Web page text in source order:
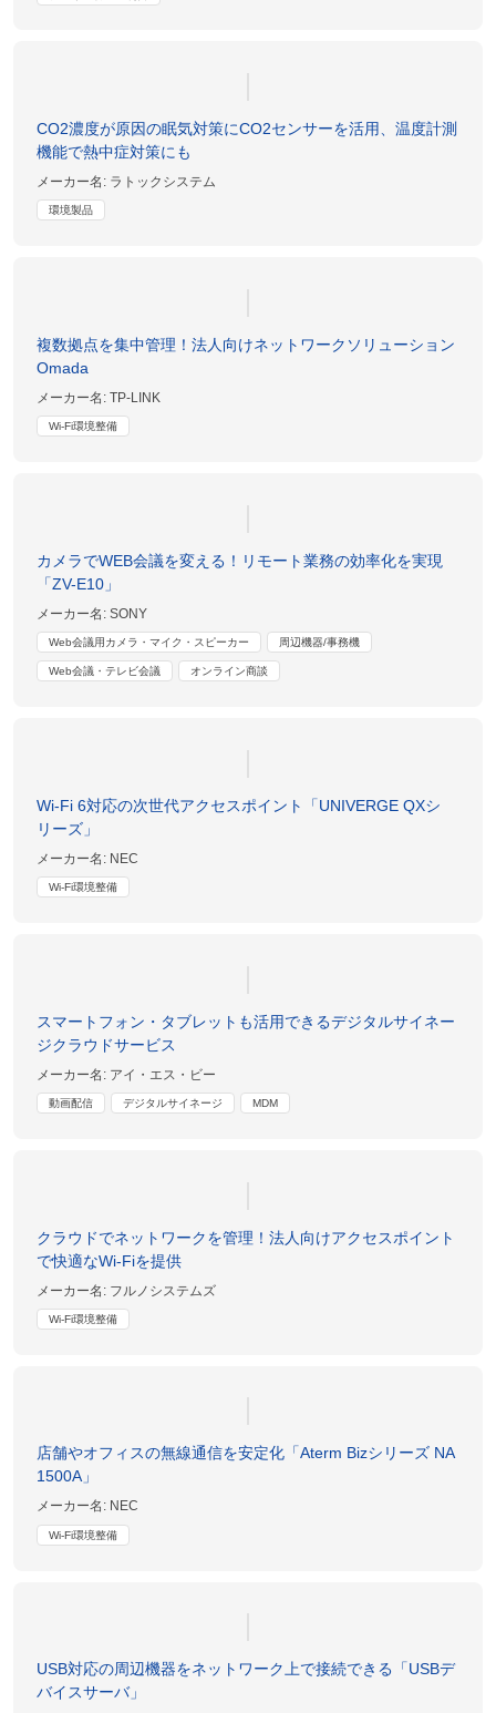
CO2濃度が原因の眠気対策にCO2センサーを活用、温度計測
機能で熱中症対策にも
メーカー名: ラトックシステム
環境製品
複数拠点を集中管理！法人向けネットワークソリューション
Omada
メーカー名:TP-LINK
Wi-Fi環境整備
カメラでWEB会議を変える！リモート業務の効率化を実現
「ZV-E10」
メーカー名:SONY
Web会議用カメラ・マイク・スピーカー 周辺機器/事務機
Web会議・テレビ会議 オンライン商談
Wi-Fi 6対応の次世代アクセスポイント「UNIVERGE QXシ
リーズ」
メーカー名: NEC
Wi-Fi環境整備
スマートフォン・タブレットも活用できるデジタルサイネー
ジクラウドサービス
メーカー名: アイ・エス・ビー
動画配信 デジタルサイネージ MDM
クラウドでネットワークを管理！法人向けアクセスポイント
で快適なWi-Fiを提供
メーカー名: フルノシステムズ
Wi-Fi環境整備
店舗やオフィスの無線通信を安定化「Aterm Bizシリーズ NA
1500A」
メーカー名: NEC
Wi-Fi環境整備
USB対応の周辺機器をネットワーク上で接続できる「USBデ
バイスサーバ」